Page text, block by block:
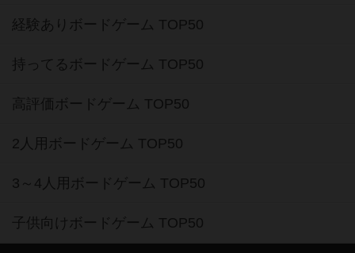
経験ありボードゲーム TOP50
持ってるボードゲーム TOP50
高評価ボードゲーム TOP50
2人用ボードゲーム TOP50
3～4人用ボードゲーム TOP50
子供向けボードゲーム TOP50